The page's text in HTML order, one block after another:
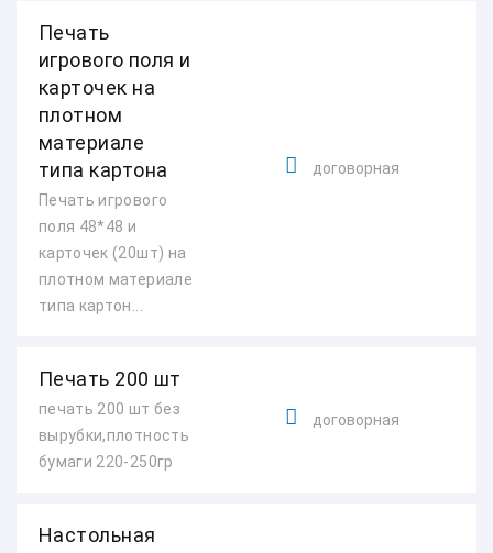
Печать
игрового поля и
карточек на
плотном
материале
типа картона
Печать игрового
поля 48*48 и
карточек (20шт) на
плотном материале
типа картон...
договорная
Печать 200 шт
печать 200 шт без
вырубки,плотность
бумаги 220-250гр
договорная
Настольная